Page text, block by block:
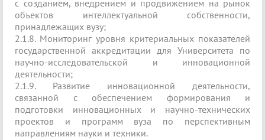
с созданием, внедрением и продвижением на рынок
объектов интеллектуальной собственности,
принадлежащих вузу;
2.1.8. Мониторинг уровня критериальных показателей
государственной аккредитации для Университета по
научно-исследовательской и инновационной
деятельности;
2.1.9. Развитие инновационной деятельности,
связанной с обеспечением формирования и
подготовки инновационных и научно-технических
проектов и программ вуза по перспективным
направлениям науки и техники.